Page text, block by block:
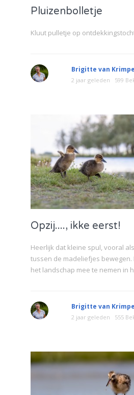
Pluizenbolletje
Kluut pulletje op
Brigitte van
2 jaar geleden 599
Opzij...., ikke eerst!
Heerlijk dat kleine spul, vooral
tussen de madeliefjes bewegen.
het landschap mee te nemen in
Brigitte van
2 jaar geleden 555